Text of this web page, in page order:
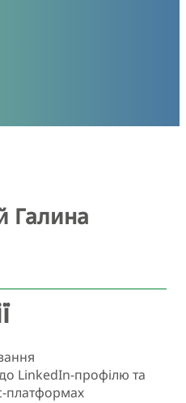
Галина
LinkedIn-профілю та
платформах